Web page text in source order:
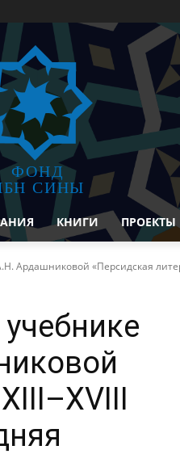
ФОНД
СИНЫ
КНИГИ ПРОЕКТЫ
Ардашниковой «Персидская